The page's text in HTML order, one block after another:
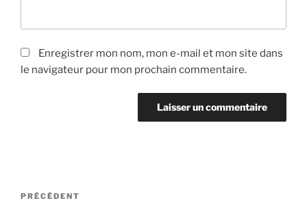
Enregistrer mon nom, mon e-mail et mon site dans
le navigateur pour mon prochain commentaire.
Navigation
Article
PRÉCÉDENT